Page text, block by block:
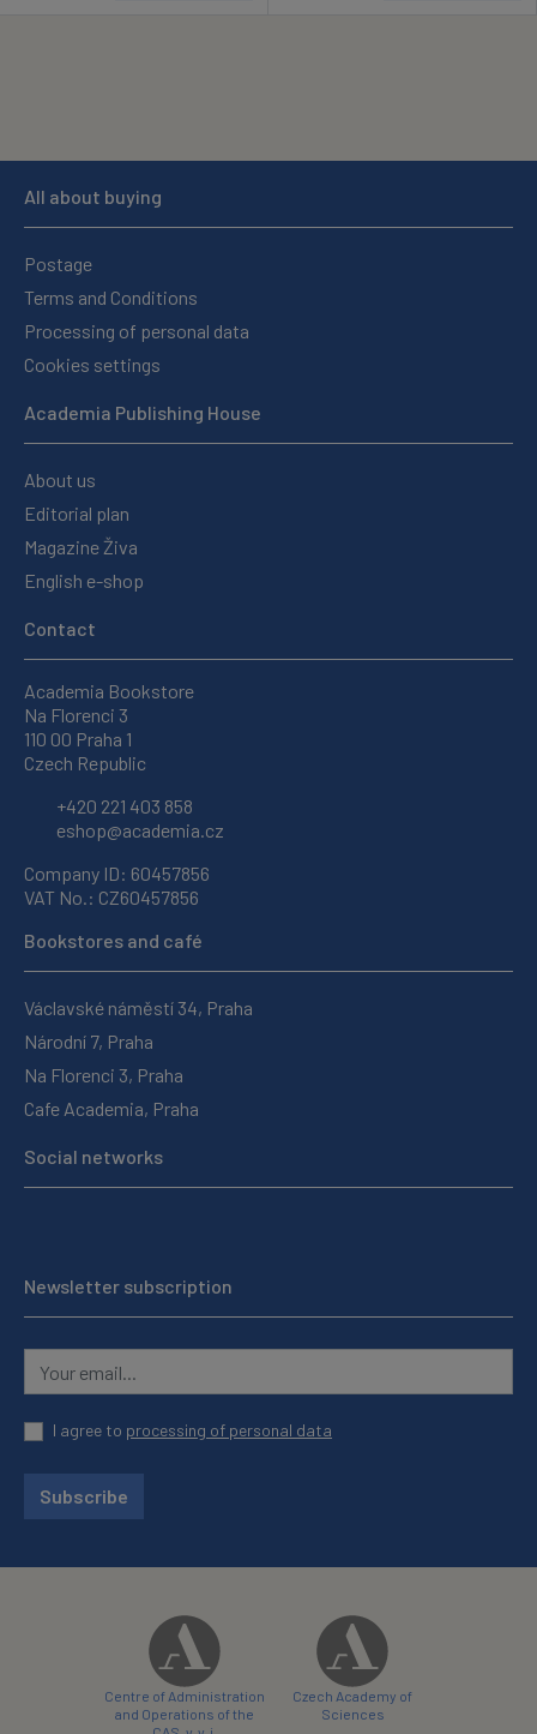
All about buying
Postage
Terms and Conditions
Processing of personal data
Cookies settings
Academia Publishing House
About us
Editorial plan
Magazine Živa
English e-shop
Contact
Academia Bookstore
Na Florenci 3
110 00 Praha 1
Czech Republic
+420 221 403 858
eshop@academia.cz
Company ID: 60457856
VAT No.: CZ60457856
Bookstores and café
Václavské náměstí 34, Praha
Národní 7, Praha
Na Florenci 3, Praha
Cafe Academia, Praha
Social networks
Newsletter subscription
I agree to processing of personal data
Subscribe
Centre of Administration
and Operations of the
Czech Academy of
Sciences